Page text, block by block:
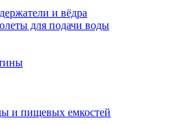
и вёдра
для подачи воды
и пищевых емкостей